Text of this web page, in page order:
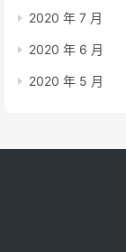
2020 年 7 月
2020 年 6 月
2020 年 5 月